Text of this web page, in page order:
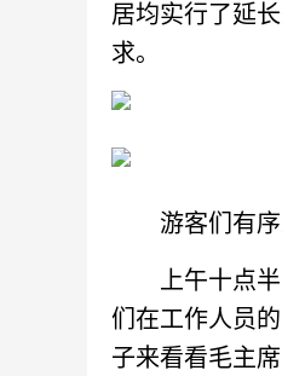
居均实行了延
求。
游客们有序
上午十点半
们在工作人员
子来看看毛主